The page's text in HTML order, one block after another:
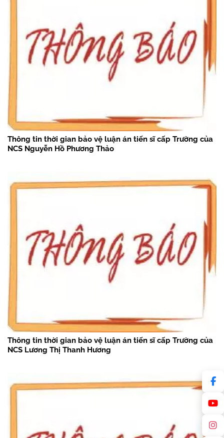
Thông tin thời gian bảo vệ luận án tiến sĩ cấp Trường của
NCS Nguyễn Hồ Phương Thảo
Thông tin thời gian bảo vệ luận án tiến sĩ cấp Trường của
NCS Lương Thị Thanh Hương